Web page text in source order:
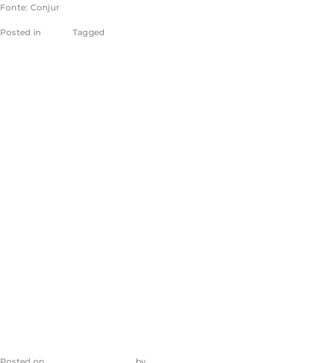
Fonte: Conjur
Posted in Tagged